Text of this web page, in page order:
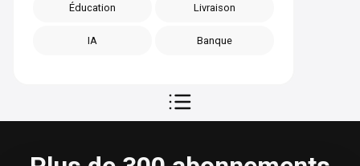
Éducation Livraison
IA Banque